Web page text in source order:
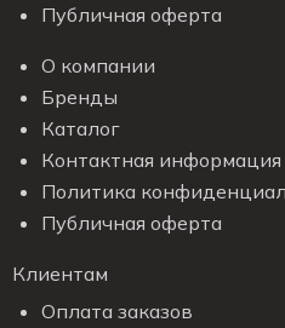
Публичная оферта
О компании
Бренды
Каталог
Контактная информация
Политика
Публичная оферта
Клиентам
Оплата заказов